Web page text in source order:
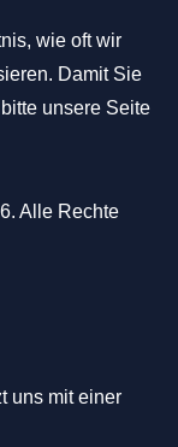
wie oft wir
Damit Sie
unsere Seite
Alle Rechte
uns mit einer